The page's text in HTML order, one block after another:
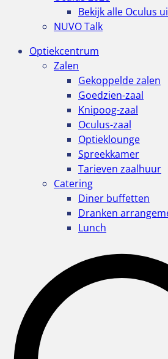
Bekijk alle Oculus
NUVO Talk
Optiekcentrum
Zalen
Gekoppelde zalen
Goedzien-zaal
Knipoog-zaal
Oculus-zaal
Optieklounge
Spreekkamer
Tarieven zaalhuur
Catering
Diner buffetten
Dranken
Lunch